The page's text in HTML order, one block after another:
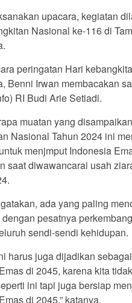
upacara, kegiatan
Nasional ke-116 di
peringatan Hari
Benni Irwan membacakan
RI Budi Arie Setiadi.
muatan yang
Nasional Tahun 2024 ini
menjmput Indonesia
saat diwawancarai usah
ada yang paling
pesatnya
sendi-sendi kehidupan.
harus juga dijadikan
di 2045, karena kita
ini tapi juga bersiap
di 2045,” katanya.